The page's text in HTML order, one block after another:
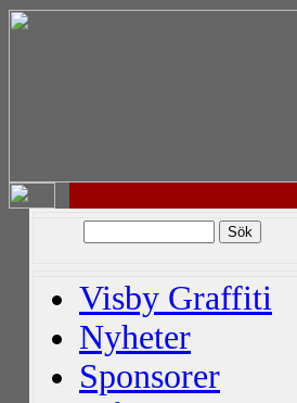
Visby Graffiti
Nyheter
Sponsorer